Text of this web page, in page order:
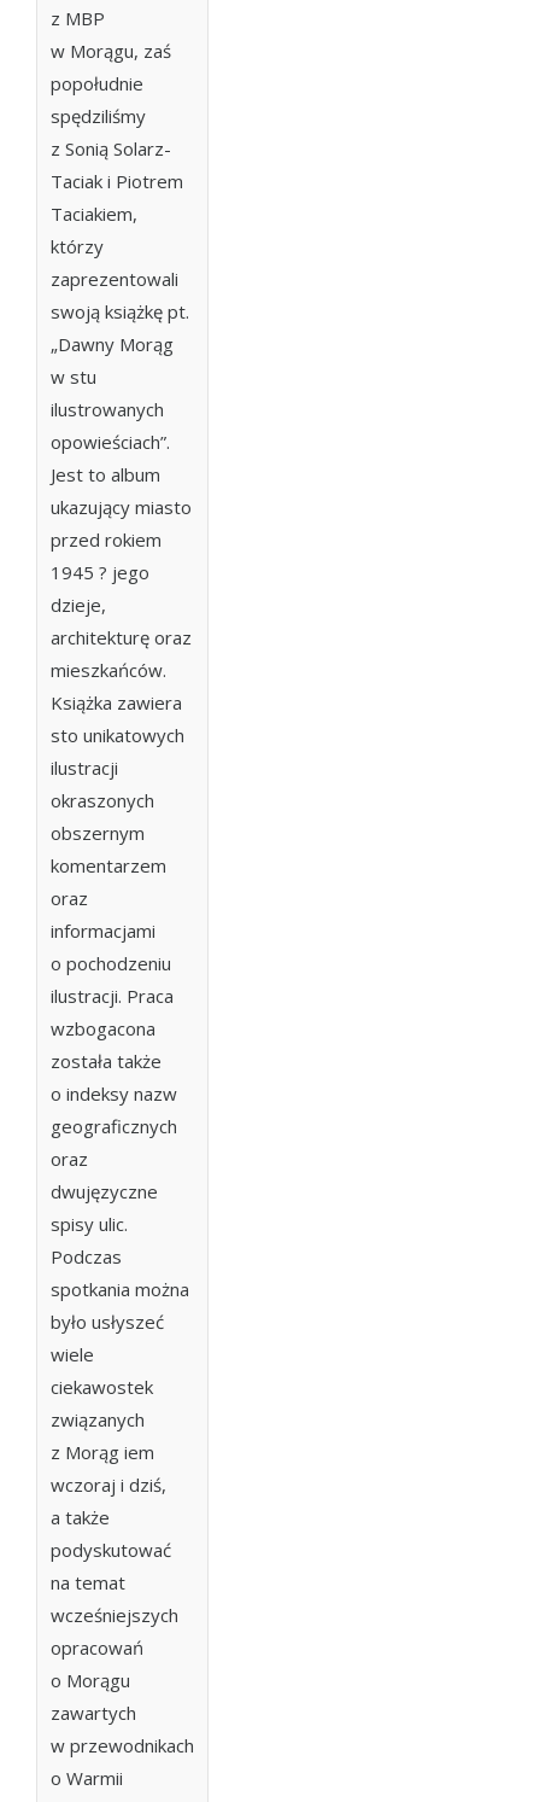
z MBP
w Morągu, zaś
popołudnie
spędziliśmy
z Sonią Solarz-
Taciak i Piotrem
Taciakiem,
którzy
zaprezentowali
swoją książkę pt.
„Dawny Morąg
w stu
ilustrowanych
opowieściach”.
Jest to album
ukazujący miasto
przed rokiem
1945 ? jego
dzieje,
architekturę oraz
mieszkańców.
Książka zawiera
sto unikatowych
ilustracji
okraszonych
obszernym
komentarzem
oraz
informacjami
o pochodzeniu
ilustracji. Praca
wzbogacona
została także
o indeksy nazw
geograficznych
oraz
dwujęzyczne
spisy ulic.
Podczas
spotkania można
było usłyszeć
wiele
ciekawostek
związanych
z Morąg iem
wczoraj i dziś,
a także
podyskutować
na temat
wcześniejszych
opracowań
o Morągu
zawartych
w przewodnikach
o Warmii